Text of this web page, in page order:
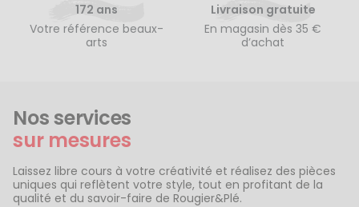
172 ans
Votre référence beaux-
arts
Livraison gratuite
En magasin dès 35 €
d’achat
Nos services
sur mesures
Laissez libre cours à votre créativité et réalisez des pièces
uniques qui reflètent votre style, tout en profitant de la
qualité et du savoir-faire de Rougier&Plé.